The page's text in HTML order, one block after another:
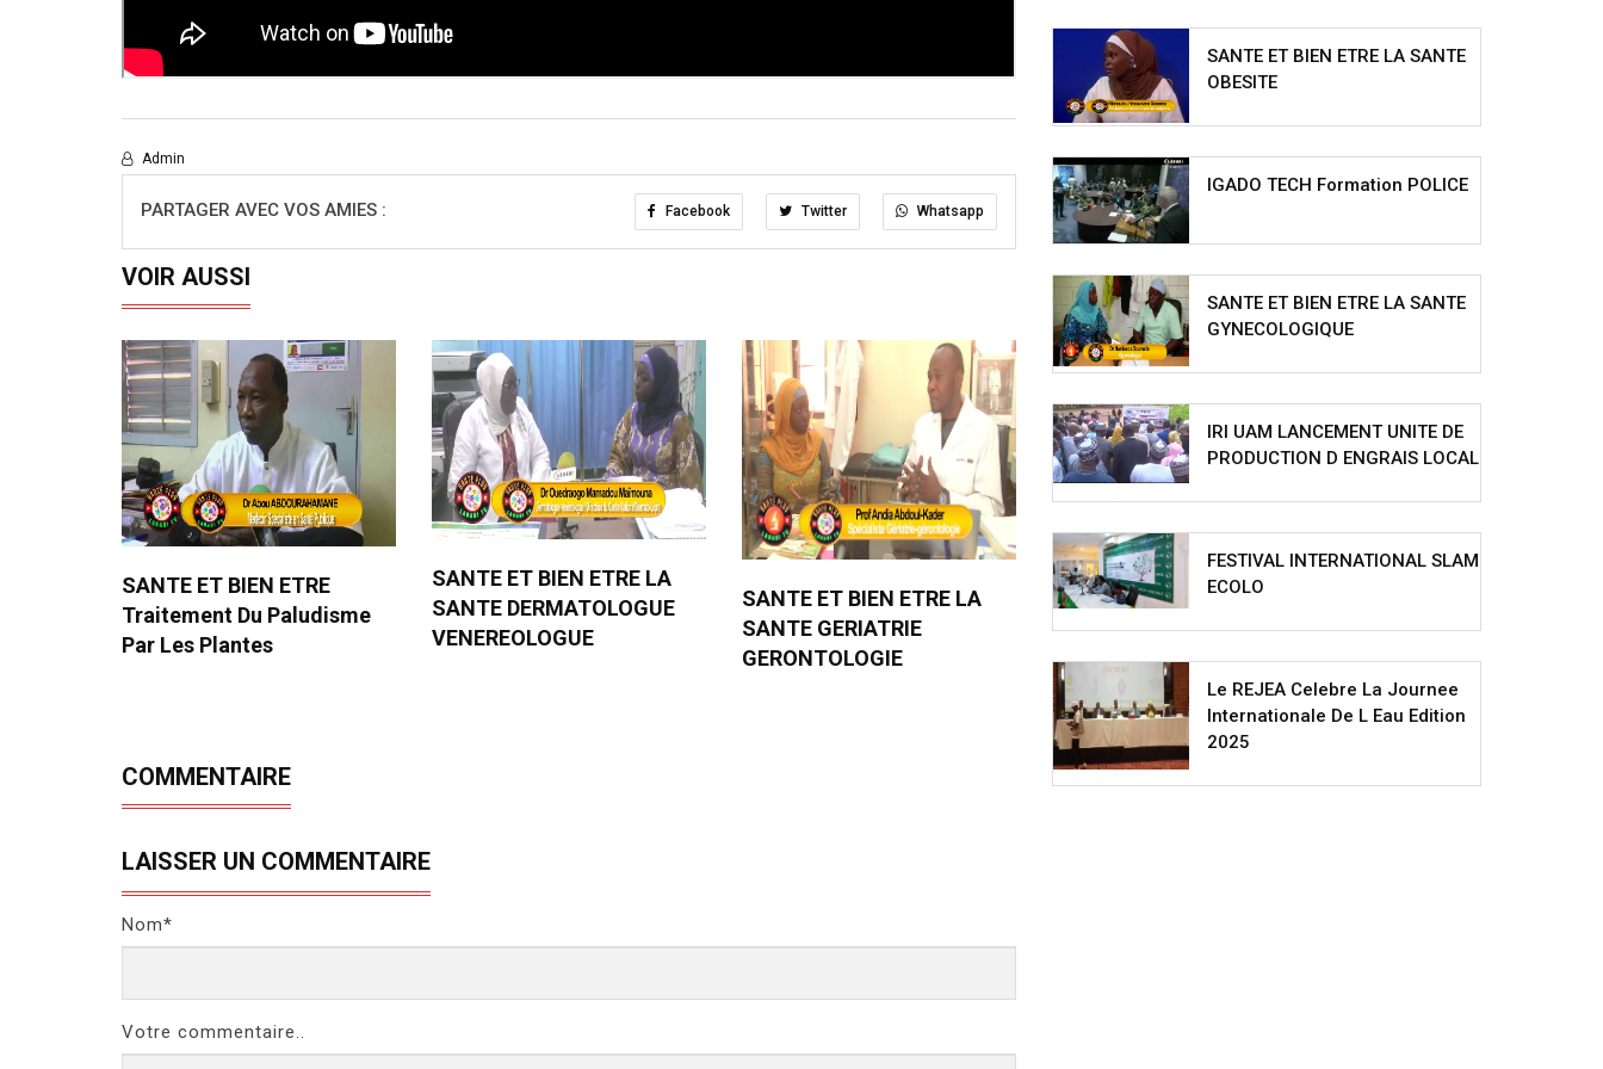
Admin
PARTAGER AVEC VOS AMIES : Facebook Twitter Whatsapp
VOIR AUSSI
SANTE ET BIEN ETRE
Traitement Du Paludisme
Par Les Plantes
SANTE ET BIEN ETRE LA
SANTE DERMATOLOGUE
VENEREOLOGUE
SANTE ET BIEN ETRE LA
SANTE GERIATRIE
GERONTOLOGIE
COMMENTAIRE
LAISSER UN COMMENTAIRE
Nom*
Votre commentaire..
SANTE ET BIEN ETRE LA SANTE
OBESITE
IGADO TECH Formation POLICE
SANTE ET BIEN ETRE LA SANTE
GYNECOLOGIQUE
IRI UAM LANCEMENT UNITE DE
PRODUCTION D ENGRAIS LOCAL
FESTIVAL INTERNATIONAL SLAM
ECOLO
Le REJEA Celebre La Journee
Internationale De L Eau Edition
2025